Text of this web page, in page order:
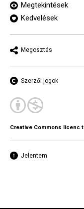
Megtekintések
Kedvelések
Megosztás
Szerzői jogok
Creative Commons licenc
Jelentem